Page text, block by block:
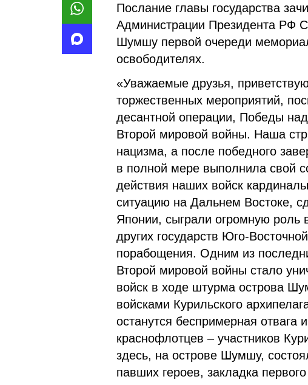
Послание главы государства
Администрации Президента РФ
Шумшу первой очереди
освободителях.
«Уважаемые друзья,
торжественных мероприятий,
десантной операции, Победы
Второй мировой войны. Наша
нацизма, а после победного
в полной мере выполнила свой
действия наших войск
ситуацию на Дальнем Востоке,
Японии, сыграли огромную роль
других государств Юго-
порабощения. Одним из
Второй мировой войны стало
войск в ходе штурма острова
войсками Курильского
останутся беспримерная отвага
краснофлотцев – участников
здесь, на острове Шумшу,
павших героев, закладка